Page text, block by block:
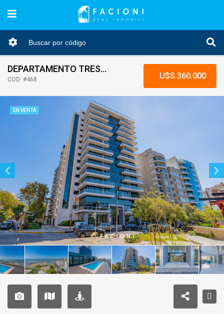
DEPARTAMENTO TRES AMBIENTES CATAMARCA Y LIBERTAD CON COCHERA VISTA AL MAR
COD: #468 U$S 360.000
EN VENTA